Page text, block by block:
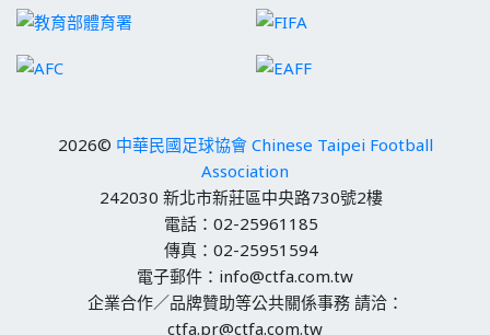
2026© 中華民國足球協會 Chinese Taipei Football
Association
242030 新北市新莊區中央路730號2樓
電話：02-25961185
傳真：02-25951594
電子郵件：info@ctfa.com.tw
企業合作／品牌贊助等公共關係事務 請洽：
ctfa.pr@ctfa.com.tw